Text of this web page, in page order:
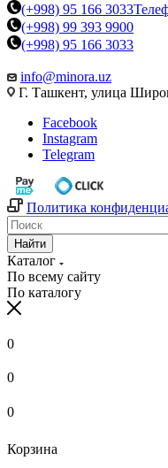
(+998) 95 166 3033
(+998) 99 393 9900
(+998) 95 166 3033
info@minora.uz
Г. Ташкент, улица
Facebook
Instagram
Telegram
Политика
Найти
Каталог
По всему сайту
По каталогу
0
0
0
Корзина